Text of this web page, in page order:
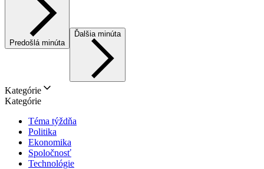
Predošlá minúta
Ďalšia minúta
Kategórie
Kategórie
Téma týždňa
Politika
Ekonomika
Spoločnosť
Technológie